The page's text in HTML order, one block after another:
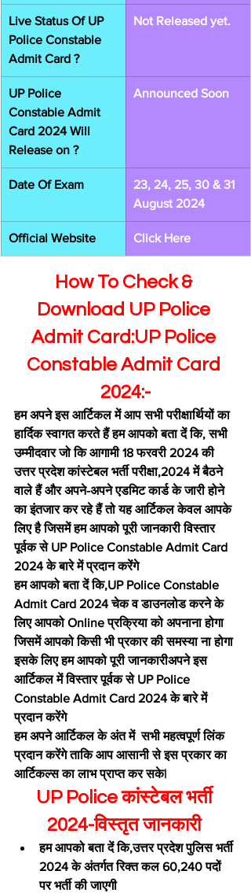
Live Status Of UP
Police Constable
Admit Card ?
Not Released yet.
UP Police
Constable Admit
Card 2024 Will
Release on ?
Announced Soon
Date Of Exam
23, 24, 25, 30 & 31
August 2024
Official Website Click Here
How To Check &
Download UP Police
Admit Card:UP Police
Constable Admit Card
2024:-
हम अपने इस आर्टिकल में आप सभी परीक्षार्थियों का
हार्दिक स्वागत करते हैं हम आपको बता दें कि, सभी
उम्मीदवार जो कि आगामी 18 फरवरी 2024 की
उत्तर प्रदेश कांस्टेबल भर्ती परीक्षा,2024 में बैठने
वाले हैं और अपने-अपने एडमिट कार्ड के जारी होने
का इंतजार कर रहे हैं तो यह आर्टिकल केवल आपके
लिए है जिसमें हम आपको पूरी जानकारी विस्तार
पूर्वक से UP Police Constable Admit Card
2024 के बारे में प्रदान करेंगे
हम आपको बता दें कि,UP Police Constable
Admit Card 2024 चेक व डाउनलोड करने के
लिए आपको Online प्रक्रिया को अपनाना होगा
जिसमें आपको किसी भी प्रकार की समस्या ना होगा
इसके लिए हम आपको पूरी जानकारीअपने इस
आर्टिकल में विस्तार पूर्वक से UP Police
Constable Admit Card 2024 के बारे में
प्रदान करेंगे
हम अपने आर्टिकल के अंत में  सभी महत्वपूर्ण लिंक
प्रदान करेंगे ताकि आप आसानी से इस प्रकार का
आर्टिकल्स का लाभ प्राप्त कर सके|
UP Police कांस्टेबल भर्ती
2024-विस्तृत जानकारी
हम आपको बता दें कि,उत्तर प्रदेश पुलिस भर्ती
2024 के अंतर्गत रिक्त कल 60,240 पदों
पर भर्ती की जाएगी